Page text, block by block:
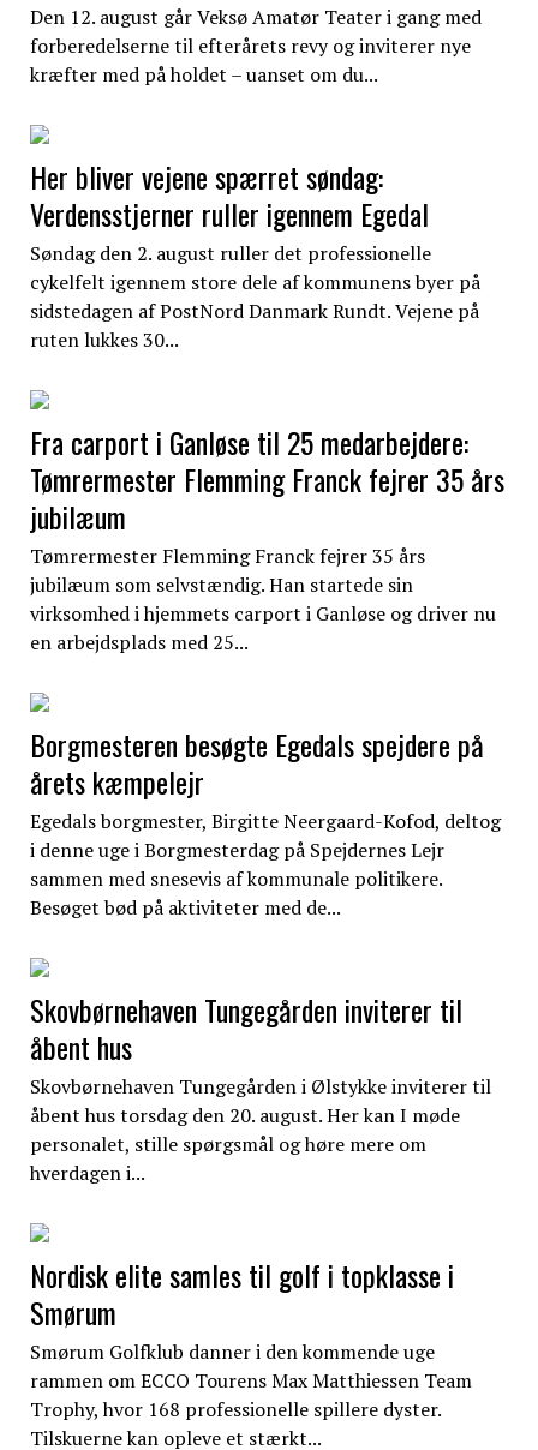
Den 12. august går Veksø Amatør Teater i gang med
forberedelserne til efterårets revy og inviterer nye
kræfter med på holdet – uanset om du...
Her bliver vejene spærret søndag:
Verdensstjerner ruller igennem Egedal
Søndag den 2. august ruller det professionelle
cykelfelt igennem store dele af kommunens byer på
sidstedagen af PostNord Danmark Rundt. Vejene på
ruten lukkes 30...
Fra carport i Ganløse til 25 medarbejdere:
Tømrermester Flemming Franck fejrer 35 års
jubilæum
Tømrermester Flemming Franck fejrer 35 års
jubilæum som selvstændig. Han startede sin
virksomhed i hjemmets carport i Ganløse og driver nu
en arbejdsplads med 25...
Borgmesteren besøgte Egedals spejdere på
årets kæmpelejr
Egedals borgmester, Birgitte Neergaard-Kofod, deltog
i denne uge i Borgmesterdag på Spejdernes Lejr
sammen med snesevis af kommunale politikere.
Besøget bød på aktiviteter med de...
Skovbørnehaven Tungegården inviterer til
åbent hus
Skovbørnehaven Tungegården i Ølstykke inviterer til
åbent hus torsdag den 20. august. Her kan I møde
personalet, stille spørgsmål og høre mere om
hverdagen i...
Nordisk elite samles til golf i topklasse i
Smørum
Smørum Golfklub danner i den kommende uge
rammen om ECCO Tourens Max Matthiessen Team
Trophy, hvor 168 professionelle spillere dyster.
Tilskuerne kan opleve et stærkt...